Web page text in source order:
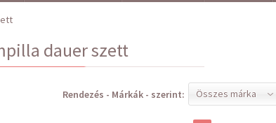
dauer szett
Összes márka
Rendezés - Márkák - szerint: